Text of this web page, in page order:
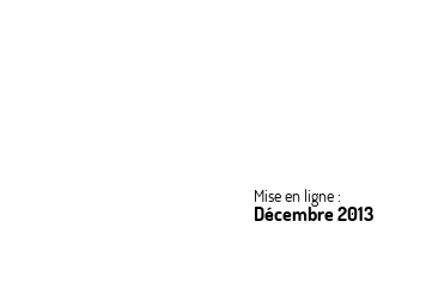
Mise en ligne :
Décembre 2013